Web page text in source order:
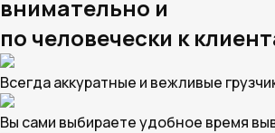
внимательно и
по человечески к
Всегда аккуратные и вежливые
Вы сами выбираете удобное время